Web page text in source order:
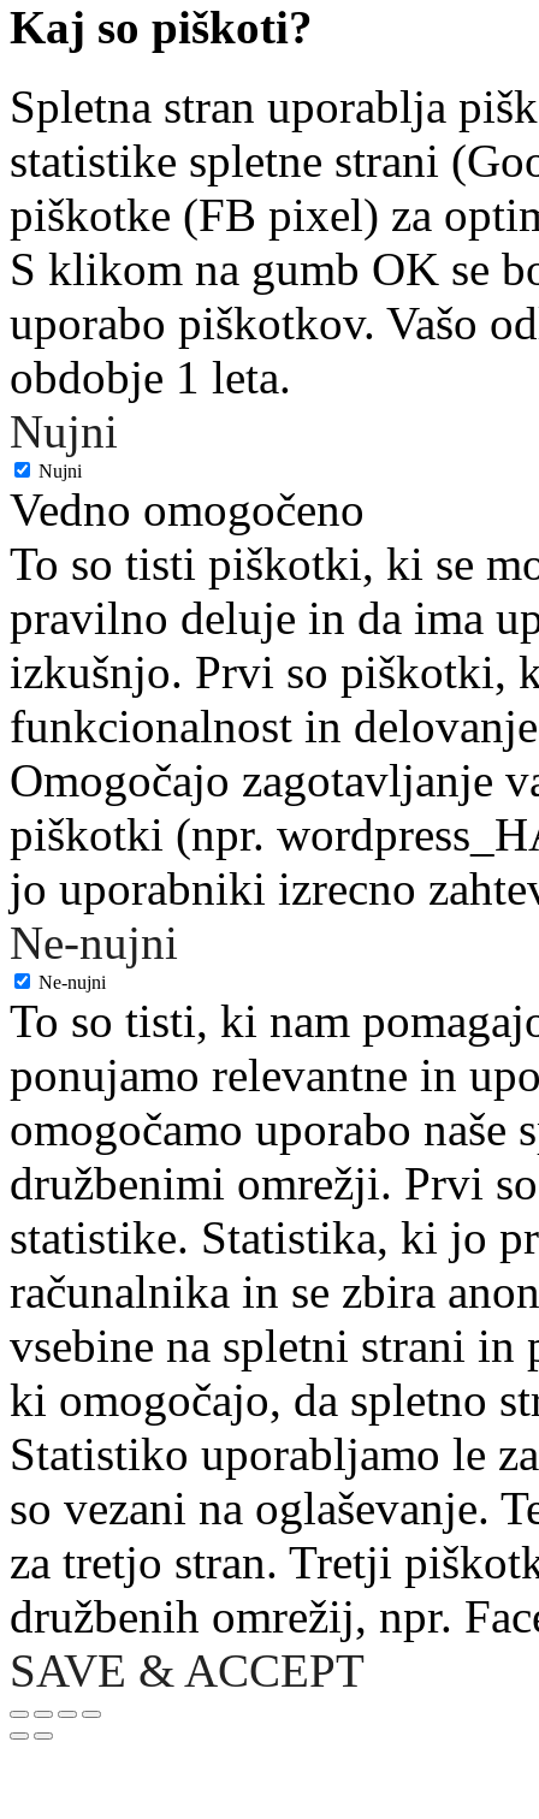
Kaj so piškoti?
Spletna stran uporablja
statistike spletne strani
piškotke (FB pixel) za
S klikom na gumb OK se
uporabo piškotkov. Vašo
obdobje 1 leta.
Nujni
Nujni
Vedno omogočeno
To so tisti piškotki, ki se
pravilno deluje in da ima
izkušnjo. Prvi so piškotki,
funkcionalnost in
Omogočajo zagotavljanje
piškotki (npr.
jo uporabniki izrecno
Ne-nujni
Ne-nujni
To so tisti, ki nam
ponujamo relevantne in
omogočamo uporabo naše
družbenimi omrežji. Prvi
statistike. Statistika, ki jo
računalnika in se zbira
vsebine na spletni strani
ki omogočajo, da spletno
Statistiko uporabljamo le
so vezani na oglaševanje.
za tretjo stran. Tretji
družbenih omrežij, npr.
SAVE & ACCEPT